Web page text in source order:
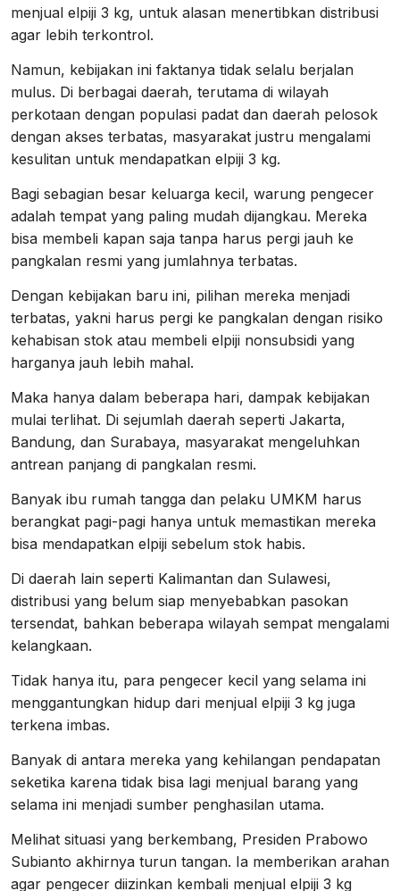
menjual elpiji 3 kg, untuk alasan menertibkan distribusi
agar lebih terkontrol.
Namun, kebijakan ini faktanya tidak selalu berjalan
mulus. Di berbagai daerah, terutama di wilayah
perkotaan dengan populasi padat dan daerah pelosok
dengan akses terbatas, masyarakat justru mengalami
kesulitan untuk mendapatkan elpiji 3 kg.
Bagi sebagian besar keluarga kecil, warung pengecer
adalah tempat yang paling mudah dijangkau. Mereka
bisa membeli kapan saja tanpa harus pergi jauh ke
pangkalan resmi yang jumlahnya terbatas.
Dengan kebijakan baru ini, pilihan mereka menjadi
terbatas, yakni harus pergi ke pangkalan dengan risiko
kehabisan stok atau membeli elpiji nonsubsidi yang
harganya jauh lebih mahal.
Maka hanya dalam beberapa hari, dampak kebijakan
mulai terlihat. Di sejumlah daerah seperti Jakarta,
Bandung, dan Surabaya, masyarakat mengeluhkan
antrean panjang di pangkalan resmi.
Banyak ibu rumah tangga dan pelaku UMKM harus
berangkat pagi-pagi hanya untuk memastikan mereka
bisa mendapatkan elpiji sebelum stok habis.
Di daerah lain seperti Kalimantan dan Sulawesi,
distribusi yang belum siap menyebabkan pasokan
tersendat, bahkan beberapa wilayah sempat mengalami
kelangkaan.
Tidak hanya itu, para pengecer kecil yang selama ini
menggantungkan hidup dari menjual elpiji 3 kg juga
terkena imbas.
Banyak di antara mereka yang kehilangan pendapatan
seketika karena tidak bisa lagi menjual barang yang
selama ini menjadi sumber penghasilan utama.
Melihat situasi yang berkembang, Presiden Prabowo
Subianto akhirnya turun tangan. Ia memberikan arahan
agar pengecer diizinkan kembali menjual elpiji 3 kg